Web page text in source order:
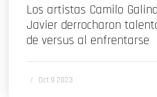
Los artistas Camilo
Javier derrocharon
de versus al enfrentarse
/ Oct 9 2023